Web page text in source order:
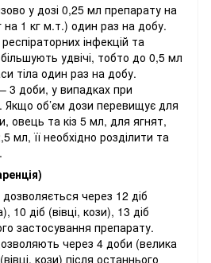
у дозі 0,25 мл препарату на
на 1 кг м.т.) один раз на добу.
інфекцій та
удвічі, тобто до 0,5 мл
тіла один раз на добу.
3 доби, у випадках при
Якщо об’єм дози перевищує для
овець та кіз 5 мл, для ягнят,
мл, її необхідно розділити та
через 12 діб
10 діб (вівці, кози), 13 діб
застосування препарату.
через 4 доби (велика
кози) після останнього